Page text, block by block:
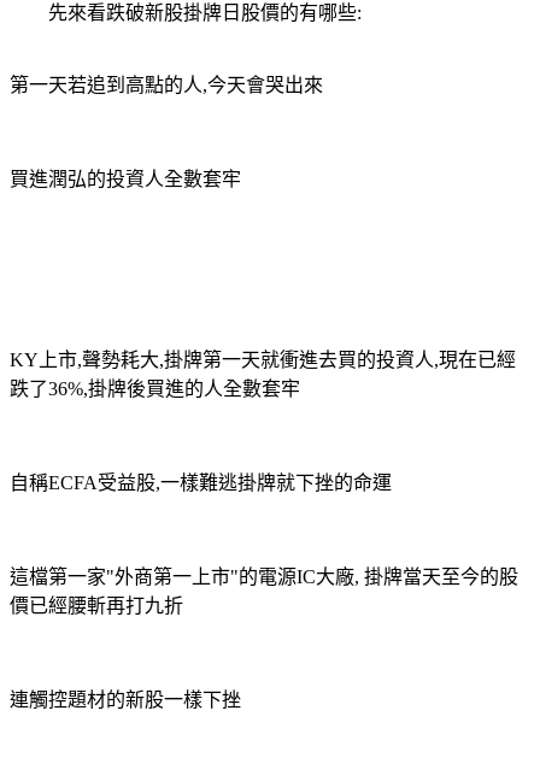
先來看跌破新股掛牌日股價的有哪些:
第一天若追到高點的人,今天會哭出來
買進潤弘的投資人全數套牢
KY上市,聲勢耗大,掛牌第一天就衝進去買的投資人,現在已經
跌了36%,掛牌後買進的人全數套牢
自稱ECFA受益股,一樣難逃掛牌就下挫的命運
這檔第一家"外商第一上市"的電源IC大廠, 掛牌當天至今的股
價已經腰斬再打九折
連觸控題材的新股一樣下挫